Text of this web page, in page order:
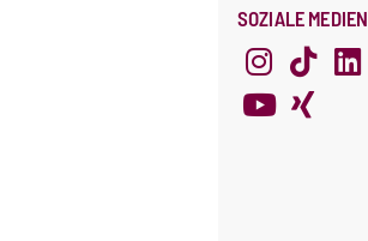
SOZIALE MEDIEN